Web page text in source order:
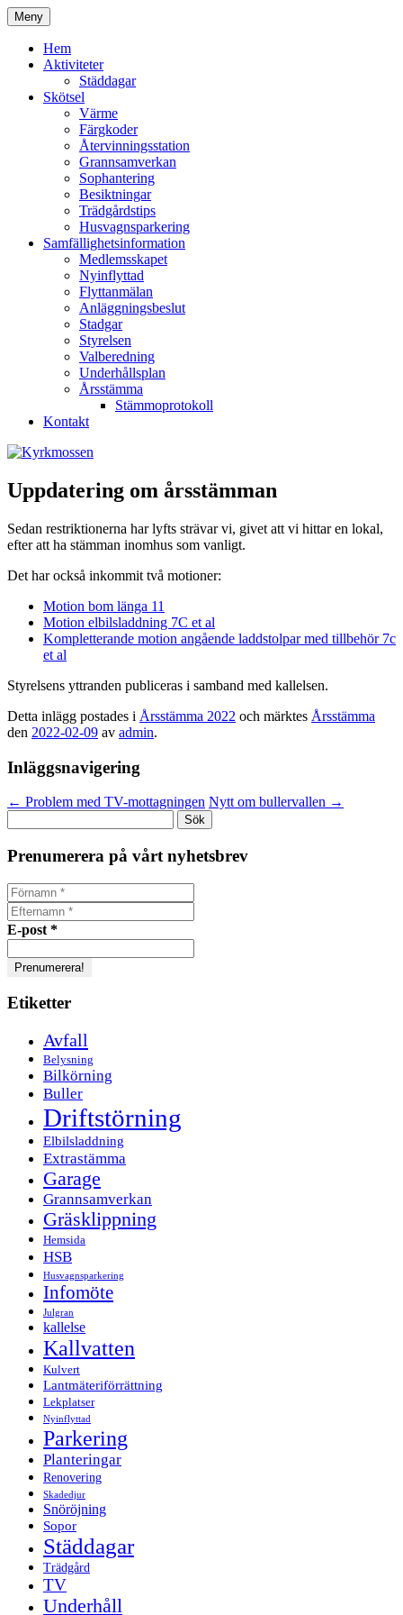
Hoppa
till
innehåll
Kyrkmossen
Meny
Hem
Aktiviteter
Städdagar
Skötsel
Värme
Färgkoder
Återvinningsstation
Grannsamverkan
Sophantering
Besiktningar
Trädgårdstips
Husvagnsparkering
Samfällighetsinformation
Medlemsskapet
Nyinflyttad
Flyttanmälan
Anläggningsbeslut
Stadgar
Styrelsen
Valberedning
Underhållsplan
Årsstämma
Stämmoprotokoll
Kontakt
Uppdatering om årsstämman
Sedan restriktionerna har lyfts strävar vi, givet att vi hittar en lokal,
efter att ha stämman inomhus som vanligt.
Det har också inkommit två motioner:
Motion bom länga 11
Motion elbilsladdning 7C et al
Kompletterande motion angående laddstolpar med tillbehör 7c
et al
Styrelsens yttranden publiceras i samband med kallelsen.
Detta inlägg postades i Årsstämma 2022 och märktes Årsstämma
den 2022-02-09 av admin.
Inläggsnavigering
← Problem med TV-mottagningen Nytt om bullervallen →
efter:
Prenumerera på vårt nyhetsbrev
E-post *
Etiketter
Avfall
Belysning
Bilkörning
Buller
Driftstörning
Elbilsladdning
Extrastämma
Garage
Grannsamverkan
Gräsklippning
Hemsida
HSB
Husvagnsparkering
Infomöte
Julgran
kallelse
Kallvatten
Kulvert
Lantmäteriförrättning
Lekplatser
Nyinflyttad
Parkering
Planteringar
Renovering
Skadedjur
Snöröjning
Sopor
Städdagar
Trädgård
TV
Underhåll